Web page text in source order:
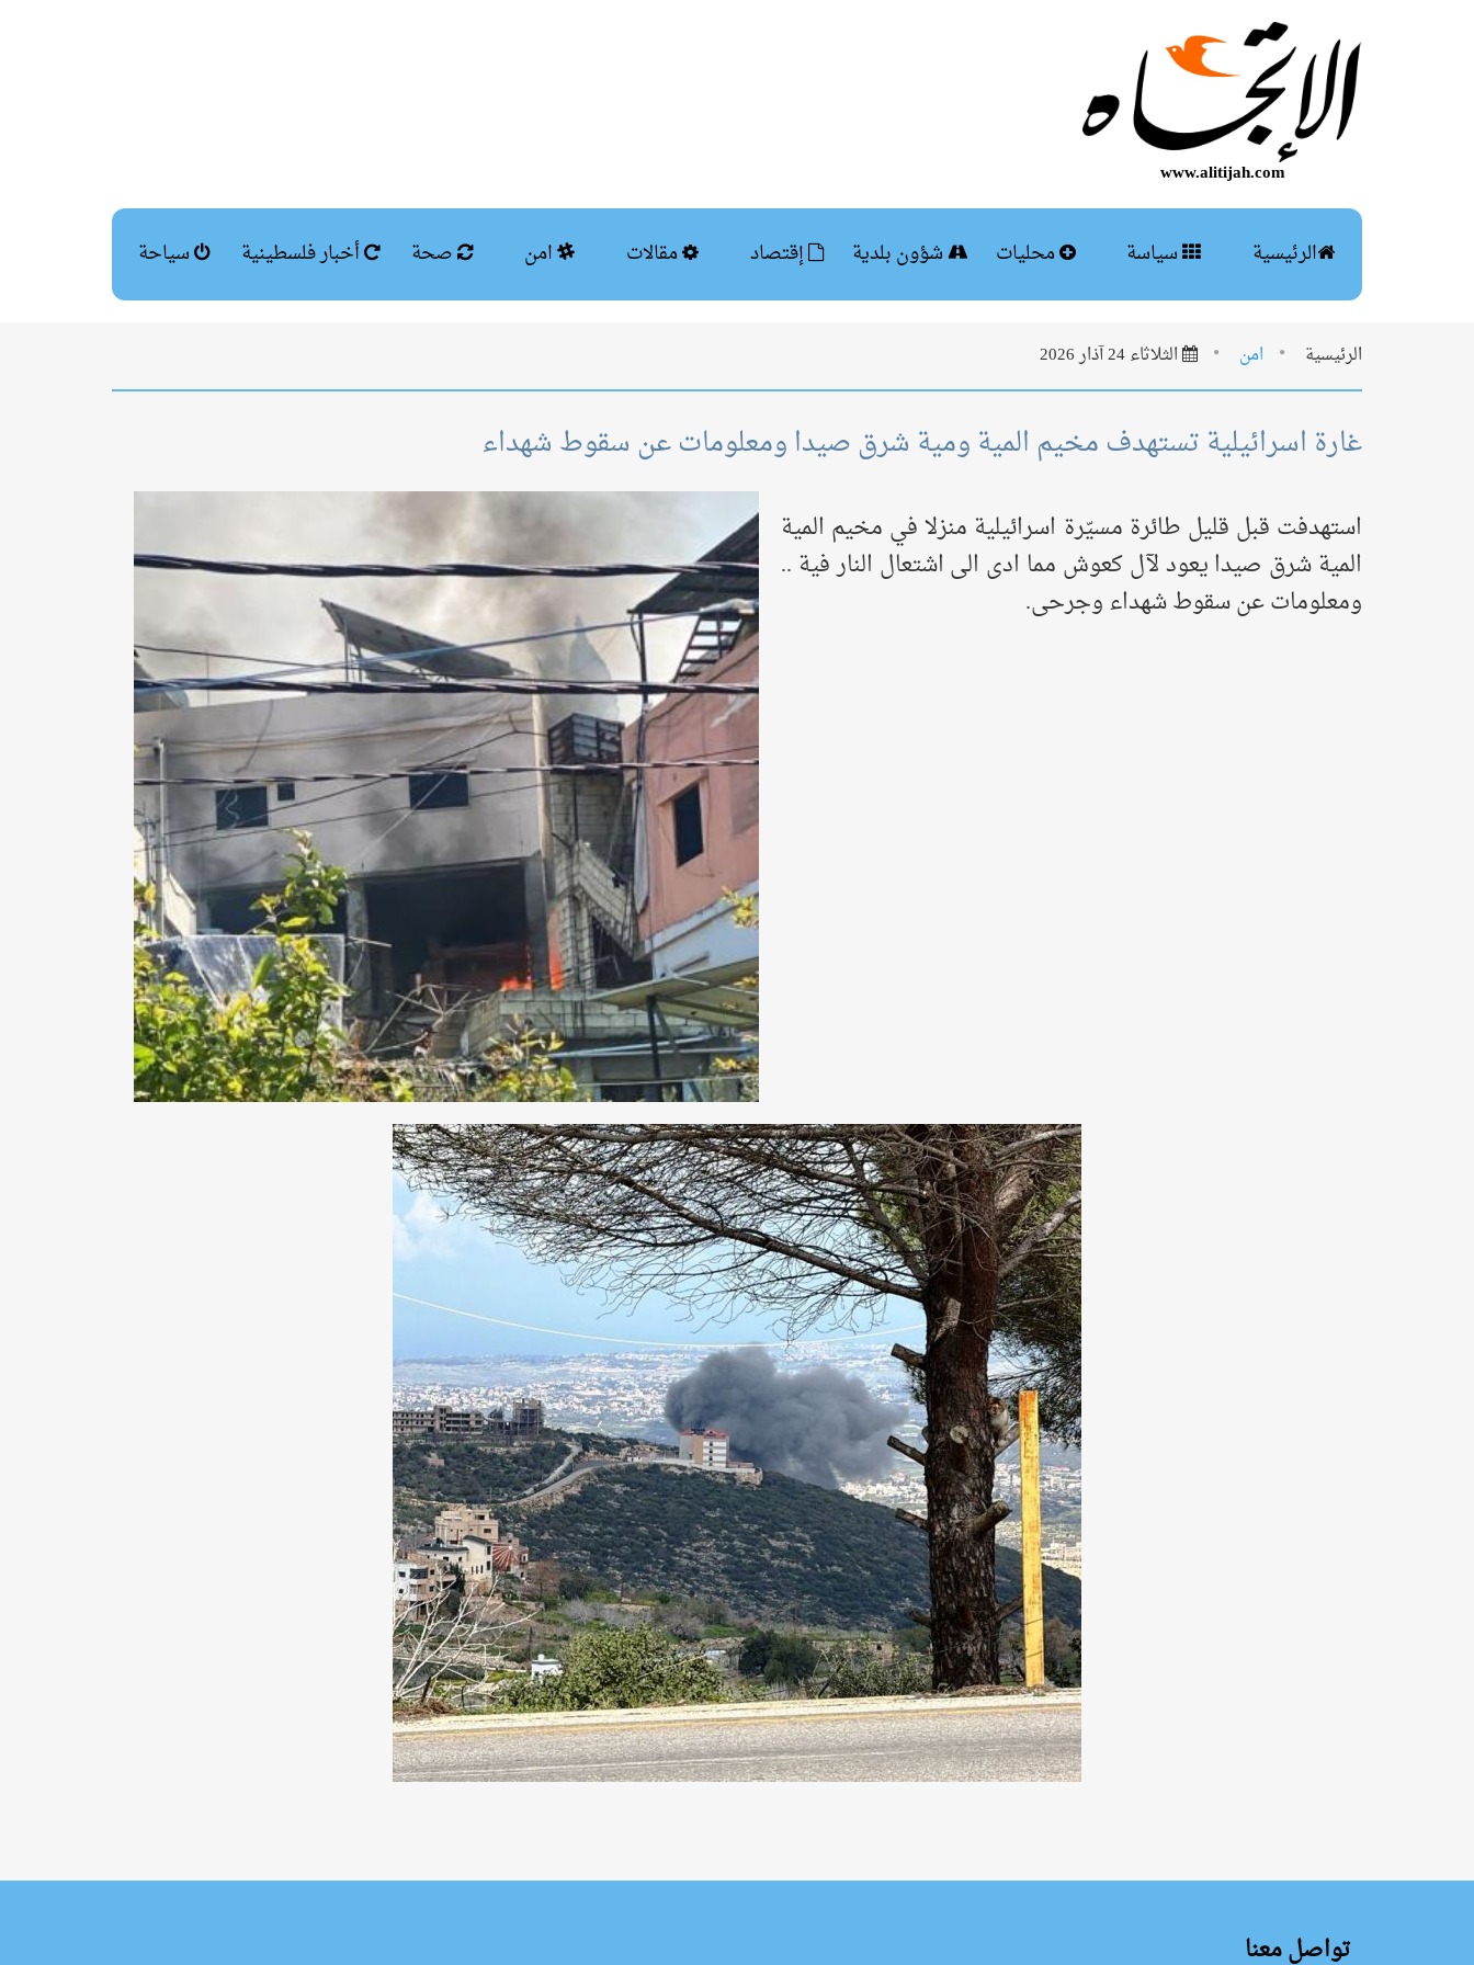
www.alitijah.com
الرئيسية سياسة محليات شؤون بلدية إقتصاد مقالات امن صحة أخبار فلسطينية سياحة
الرئيسية امن الثلاثاء 24 آذار 2026
غارة اسرائيلية تستهدف مخيم المية ومية شرق صيدا ومعلومات عن سقوط شهداء
استهدفت قبل قليل طائرة مسيّرة اسرائيلية منزلا في مخيم المية
المية شرق صيدا يعود لآل كعوش مما ادى الى اشتعال النار فية ..
ومعلومات عن سقوط شهداء وجرحى.
تواصل معنا